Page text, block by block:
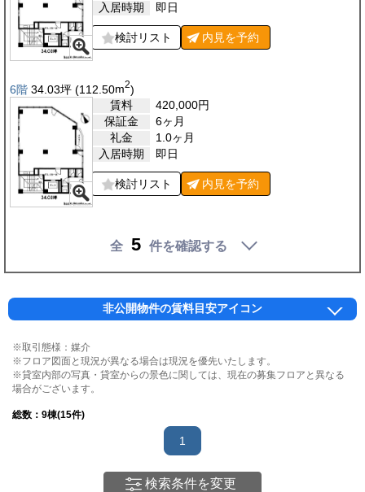
入居時期
即日
検討リスト 内見を予約
6階 34.03坪 (112.50m2)
賃料
420,000円
保証金
6ヶ月
礼金
1.0ヶ月
入居時期
即日
検討リスト 内見を予約
全 5 件を確認する
非公開物件の賃料目安アイコン
※取引態様：媒介
※フロア図面と現況が異なる場合は現況を優先いたします。
※貸室内部の写真・貸室からの景色に関しては、現在の募集フロアと異なる
場合がございます。
総数： 9棟(15件)
1
検索条件を変更